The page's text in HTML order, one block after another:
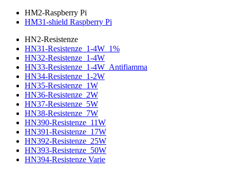
HM2-Raspberry Pi
HM31-shield Raspberry Pi
HN2-Resistenze
HN31-Resistenze_1-4W_1%
HN32-Resistenze_1-4W
HN33-Resistenze_1-4W_Antifiamma
HN34-Resistenze_1-2W
HN35-Resistenze_1W
HN36-Resistenze_2W
HN37-Resistenze_5W
HN38-Resistenze_7W
HN390-Resistenze_11W
HN391-Resistenze_17W
HN392-Resistenze_25W
HN393-Resistenze_50W
HN394-Resistenze Varie